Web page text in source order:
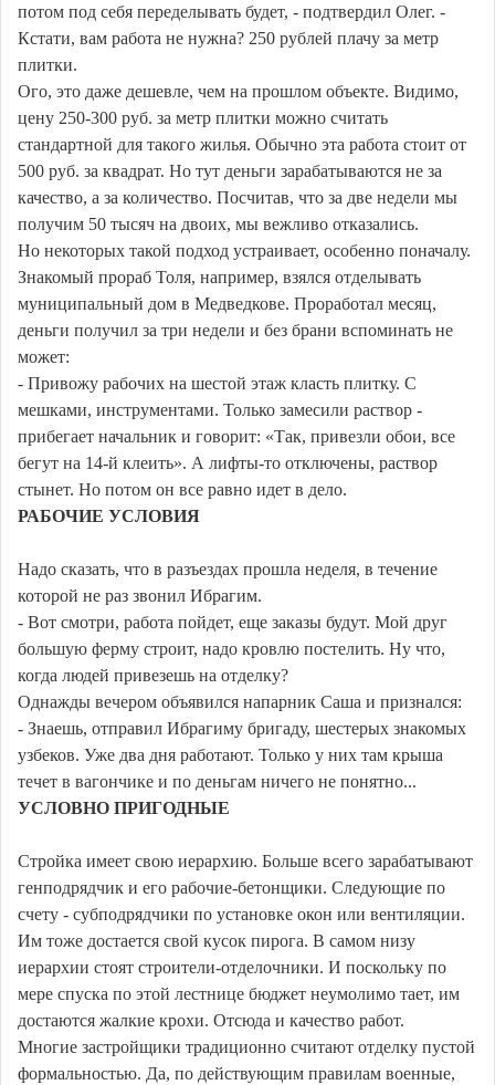
потом под себя переделывать будет, - подтвердил Олег. -
Кстати, вам работа не нужна? 250 рублей плачу за метр
плитки.
Ого, это даже дешевле, чем на прошлом объекте. Видимо,
цену 250-300 руб. за метр плитки можно считать
стандартной для такого жилья. Обычно эта работа стоит от
500 руб. за квадрат. Но тут деньги зарабатываются не за
качество, а за количество. Посчитав, что за две недели мы
получим 50 тысяч на двоих, мы вежливо отказались.
Но некоторых такой подход устраивает, особенно поначалу.
Знакомый прораб Толя, например, взялся отделывать
муниципальный дом в Медведкове. Проработал месяц,
деньги получил за три недели и без брани вспоминать не
может:
- Привожу рабочих на шестой этаж класть плитку. С
мешками, инструментами. Только замесили раствор -
прибегает начальник и говорит: «Так, привезли обои, все
бегут на 14-й клеить». А лифты-то отключены, раствор
стынет. Но потом он все равно идет в дело.
РАБОЧИЕ УСЛОВИЯ
Надо сказать, что в разъездах прошла неделя, в течение
которой не раз звонил Ибрагим.
- Вот смотри, работа пойдет, еще заказы будут. Мой друг
большую ферму строит, надо кровлю постелить. Ну что,
когда людей привезешь на отделку?
Однажды вечером объявился напарник Саша и признался:
- Знаешь, отправил Ибрагиму бригаду, шестерых знакомых
узбеков. Уже два дня работают. Только у них там крыша
течет в вагончике и по деньгам ничего не понятно...
УСЛОВНО ПРИГОДНЫЕ
Стройка имеет свою иерархию. Больше всего зарабатывают
генподрядчик и его рабочие-бетонщики. Следующие по
счету - субподрядчики по установке окон или вентиляции.
Им тоже достается свой кусок пирога. В самом низу
иерархии стоят строители-отделочники. И поскольку по
мере спуска по этой лестнице бюджет неумолимо тает, им
достаются жалкие крохи. Отсюда и качество работ.
Многие застройщики традиционно считают отделку пустой
формальностью. Да, по действующим правилам военные,